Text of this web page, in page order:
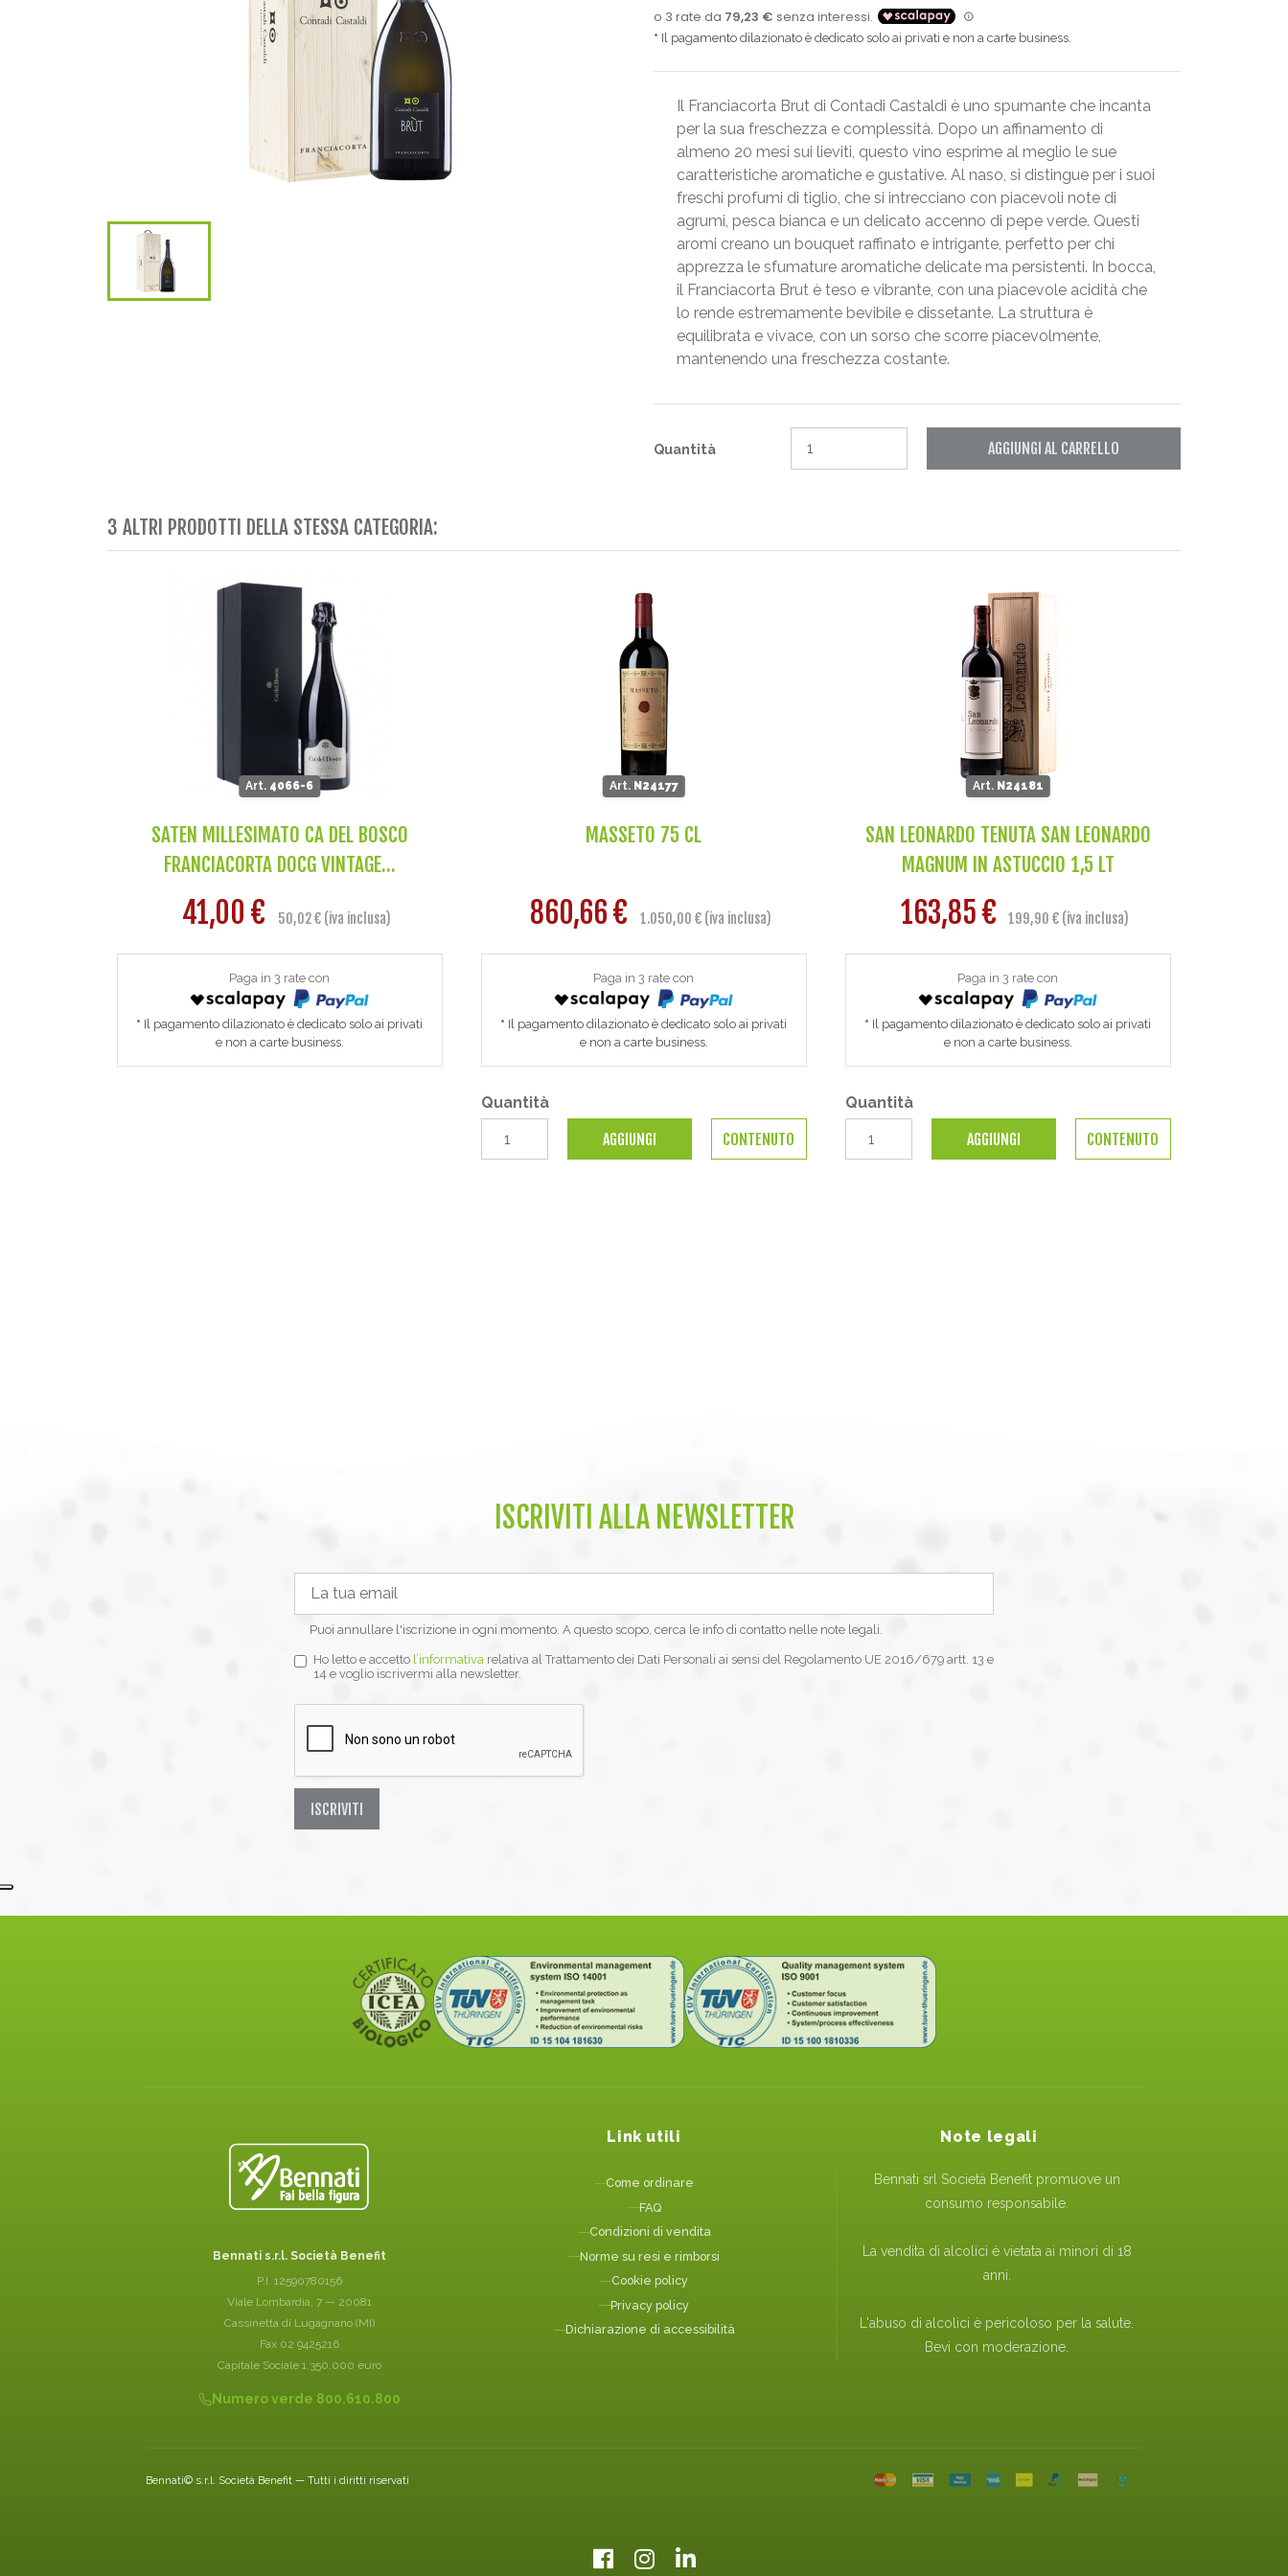
Il pagamento dilazionato è dedicato solo ai privati e non a carte business.
Il Franciacorta Brut di Contadi Castaldi è uno spumante che incanta
per la sua freschezza e complessità. Dopo un affinamento di
almeno 20 mesi sui lieviti, questo vino esprime al meglio le sue
caratteristiche aromatiche e gustative. Al naso, si distingue per i suoi
freschi profumi di tiglio, che si intrecciano con piacevoli note di
agrumi, pesca bianca e un delicato accenno di pepe verde. Questi
aromi creano un bouquet raffinato e intrigante, perfetto per chi
apprezza le sfumature aromatiche delicate ma persistenti. In bocca,
il Franciacorta Brut è teso e vibrante, con una piacevole acidità che
lo rende estremamente bevibile e dissetante. La struttura è
equilibrata e vivace, con un sorso che scorre piacevolmente,
mantenendo una freschezza costante.
Quantità AGGIUNGI AL CARRELLO
3 ALTRI PRODOTTI DELLA STESSA CATEGORIA:
Art. 4066-6
SATEN MILLESIMATO CA DEL BOSCO
FRANCIACORTA DOCG VINTAGE...
41,00 € 50,02 € (iva inclusa)
Paga in 3 rate con
Il pagamento dilazionato è dedicato solo ai privati
e non a carte business.
Art. N24177
MASSETO 75 CL
860,66 € 1.050,00 € (iva inclusa)
Paga in 3 rate con
Il pagamento dilazionato è dedicato solo ai privati
e non a carte business.
Quantità
AGGIUNGI CONTENUTO
Art. N24181
SAN LEONARDO TENUTA SAN LEONARDO
MAGNUM IN ASTUCCIO 1,5 LT
163,85 € 199,90 € (iva inclusa)
Paga in 3 rate con
Il pagamento dilazionato è dedicato solo ai privati
e non a carte business.
Quantità
AGGIUNGI CONTENUTO
ISCRIVITI ALLA NEWSLETTER
Puoi annullare l'iscrizione in ogni momento. A questo scopo, cerca le info di contatto nelle note legali.
Ho letto e accetto l’informativa relativa al Trattamento dei Dati Personali ai sensi del Regolamento UE 2016/679 artt. 13 e
14 e voglio iscrivermi alla newsletter.
ISCRIVITI
Bennati s.r.l. Società Benefit
P.I. 12590780156
Viale Lombardia, 7 — 20081
Cassinetta di Lugagnano (MI)
Fax 02 9425216
Capitale Sociale 1.350.000 euro
Numero verde 800.610.800
Link utili
Come ordinare
FAQ
Condizioni di vendita
Norme su resi e rimborsi
Cookie policy
Privacy policy
Dichiarazione di accessibilità
Note legali
Bennati srl Società Benefit promuove un
consumo responsabile.
La vendita di alcolici è vietata ai minori di 18
anni.
L'abuso di alcolici è pericoloso per la salute.
Bevi con moderazione.
Bennati© s.r.l. Società Benefit — Tutti i diritti riservati